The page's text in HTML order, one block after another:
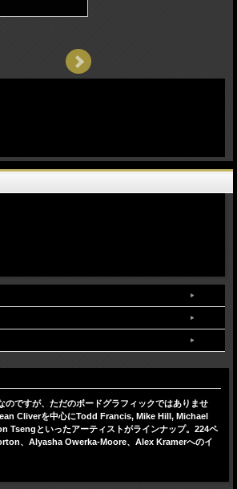
ですが、ただのボードグラフィックではありませ
Cliverを中心にTodd Francis, Mike Hill, Michael
といったアーティストがラインナップ。224ペ
、Alyasha Owerka-Moore、Alex Kramerへのイ